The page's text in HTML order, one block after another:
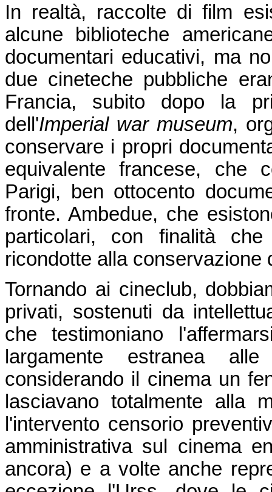
In realtà, raccolte di film
alcune biblioteche
documentari educativi, ma
due cineteche pubbliche
Francia, subito dopo la
dell'Imperial war museum,
conservare i propri
equivalente francese, che
Parigi, ben ottocento
fronte. Ambedue, che
particolari, con finalità
ricondotte alla conservazione
Tornando ai cineclub,
privati, sostenuti da
che testimoniano
largamente estranea
considerando il cinema un
lasciavano totalmente alla
l'intervento censorio
amministrativa sul cinema
ancora) e a volte anche